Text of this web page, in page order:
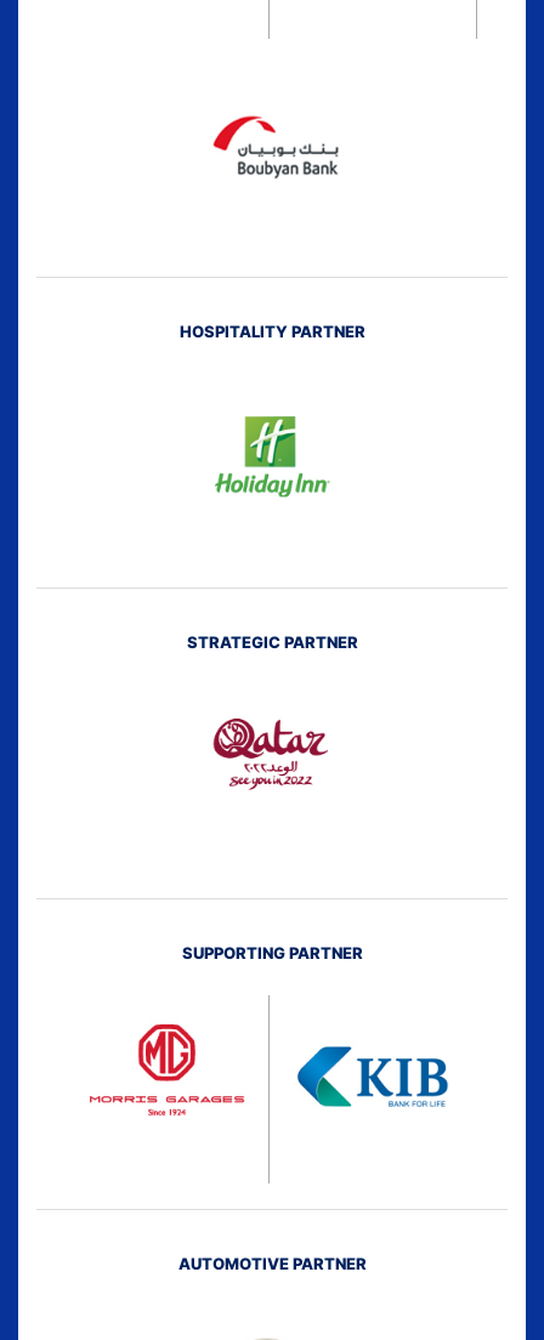
HOSPITALITY PARTNER
STRATEGIC PARTNER
SUPPORTING PARTNER
AUTOMOTIVE PARTNER